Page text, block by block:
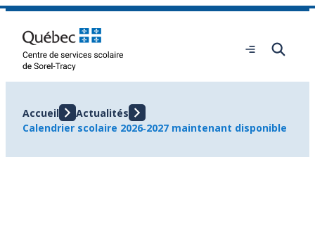
Aller
contenu
Ouvrir
menu
Accueil
Actualités
Calendrier scolaire 2026‑2027 maintenant disponible